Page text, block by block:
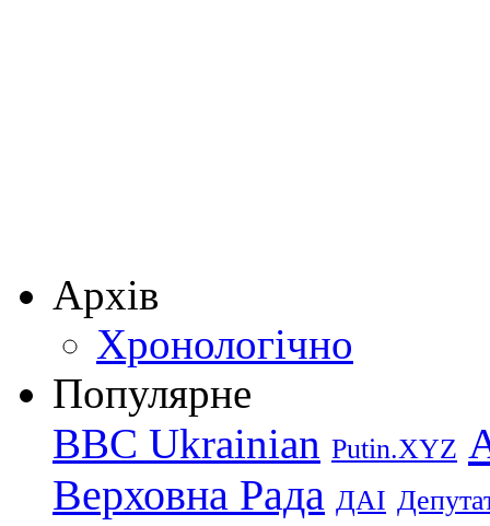
Архів
Хронологічно
Популярне
BBC Ukrainian Putin.XYZ
Верховна Рада ДАІ